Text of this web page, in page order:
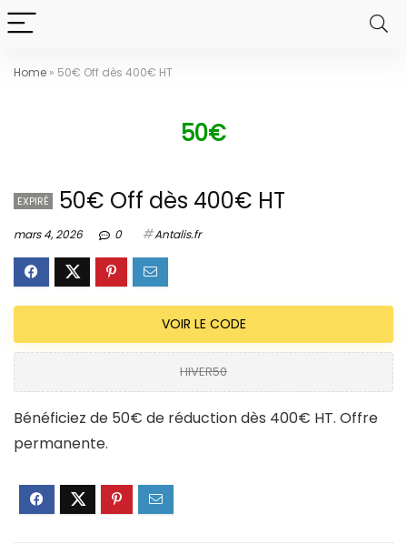
Home » 50€ Off dès 400€ HT
50€
EXPIRÉ 50€ Off dès 400€ HT
mars 4, 2026 0 Antalis.fr
VOIR LE CODE
HIVER50
Bénéficiez de 50€ de réduction dès 400€ HT. Offre
permanente.